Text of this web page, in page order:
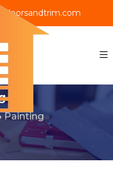
Painting